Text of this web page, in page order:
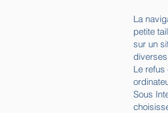
La
petite
sur un
Le refus
Sous